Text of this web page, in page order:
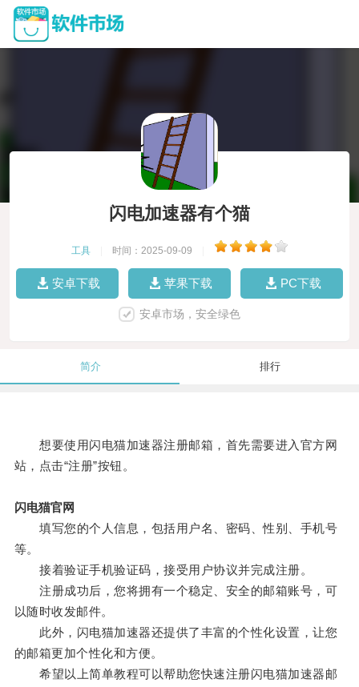
闪电加速器有个猫
工具 时间：2025-09-09
安卓下载 苹果下载 PC下载
安卓市场，安全绿色
简介 排行
想要使用闪电猫加速器注册邮箱，首先需要进入官方网
站，点击“注册”按钮。
闪电猫官网
填写您的个人信息，包括用户名、密码、性别、手机号
等。
接着验证手机验证码，接受用户协议并完成注册。
注册成功后，您将拥有一个稳定、安全的邮箱账号，可
以随时收发邮件。
此外，闪电猫加速器还提供了丰富的个性化设置，让您
的邮箱更加个性化和方便。
希望以上简单教程可以帮助您快速注册闪电猫加速器邮